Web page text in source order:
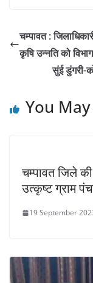
चम्पावत :
कृषि उन्नति को
सुंई डुंगरी-
You
चम्पावत जिले
उत्कृष्ट ग्राम
19 September